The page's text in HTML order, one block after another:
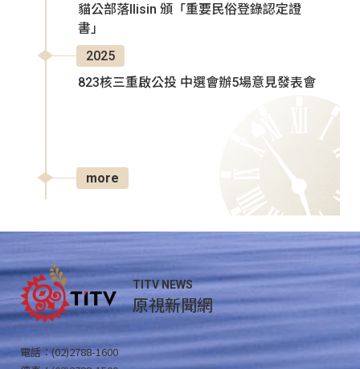
貓公部落Ilisin 頒「重要民俗登錄認定證
書」
2025
823核三重啟公投 中選會辦5場意見發表會
more
TITV NEWS
原視新聞網
電話：(02)2788-1600